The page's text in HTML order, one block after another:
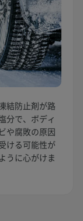
結防止剤が路
分で、ボディ
や腐敗の原因
ける可能性が
うに心がけま